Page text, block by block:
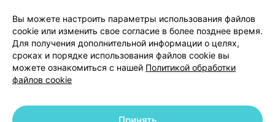
Способы оплаты
Вакансии
Партнеры
Написать руководителю 103.by
Написать в поддержку
Персональные настройки Cookie
Вы можете настроить параметры использования файлов
cookie или изменить свое согласие в более позднее время.
Для получения дополнительной информации о целях,
сроках и порядке использования файлов cookie вы
можете ознакомиться с нашей Политикой обработки
файлов cookie